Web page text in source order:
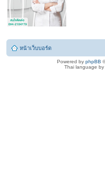
หน้าเว็บบอร์ด
Powered by phpBB
Thai language by